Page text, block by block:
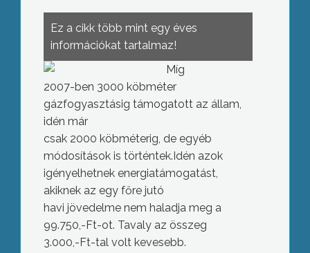
Ez a cikk több mint egy éves
információkat tartalmaz!
Míg
2007-ben 3000 köbméter
gázfogyasztásig támogatott az állam,
idén már
csak 2000 köbméterig, de egyéb
módosítások is történtek.Idén azok
igényelhetnek energiatámogatást,
akiknek az egy főre jutó
havi jövedelme nem haladja meg a
99.750,-Ft-ot. Tavaly az összeg
3.000,-Ft-tal volt kevesebb.